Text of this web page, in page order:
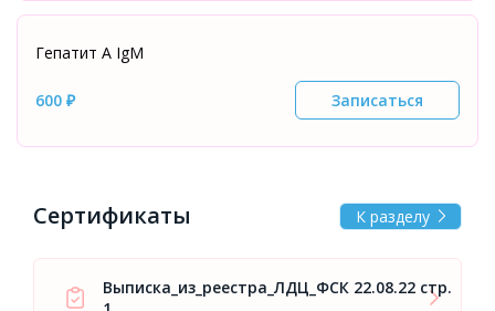
Гепатит А IgM
600 ₽ Записаться
Сертификаты К разделу
Выписка_из_реестра_ЛДЦ_ФСК 22.08.22 стр.